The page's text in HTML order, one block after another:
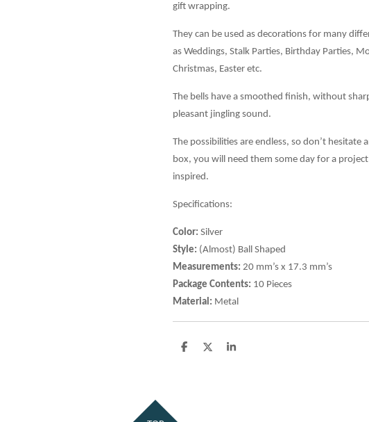
gift wrapping.
They can be used as decorations for many
as Weddings, Stalk Parties, Birthday Parties,
Christmas, Easter etc.
The bells have a smoothed finish, without
pleasant jingling sound.
The possibilities are endless, so don’t
box, you will need them some day for a
inspired.
Specifications:
Color: Silver
Style: (Almost) Ball Shaped
Measurements: 20 mm’s x 17.3 mm’s
Package Contents: 10 Pieces
Material: Metal
D
D
S